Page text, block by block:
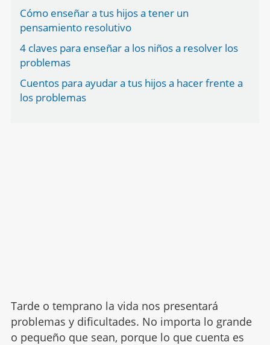
Cómo enseñar a tus hijos a tener un
pensamiento resolutivo
4 claves para enseñar a los niños a resolver los
problemas
Cuentos para ayudar a tus hijos a hacer frente a
los problemas
Tarde o temprano la vida nos presentará
problemas y dificultades. No importa lo grande
o pequeño que sean, porque lo que cuenta es